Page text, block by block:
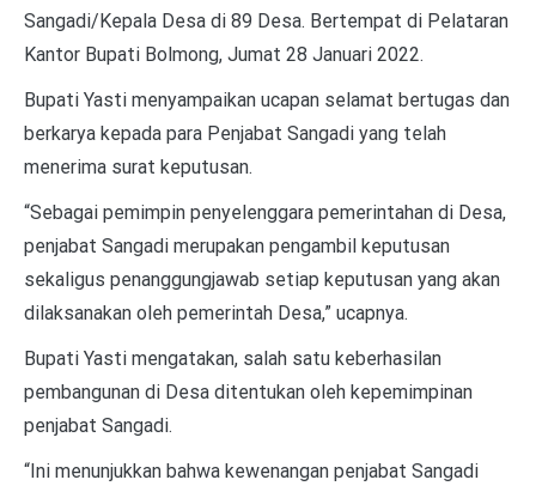
Sangadi/Kepala Desa di 89 Desa. Bertempat di Pelataran
Kantor Bupati Bolmong, Jumat 28 Januari 2022.
Bupati Yasti menyampaikan ucapan selamat bertugas dan
berkarya kepada para Penjabat Sangadi yang telah
menerima surat keputusan.
“Sebagai pemimpin penyelenggara pemerintahan di Desa,
penjabat Sangadi merupakan pengambil keputusan
sekaligus penanggungjawab setiap keputusan yang akan
dilaksanakan oleh pemerintah Desa,” ucapnya.
Bupati Yasti mengatakan, salah satu keberhasilan
pembangunan di Desa ditentukan oleh kepemimpinan
penjabat Sangadi.
“Ini menunjukkan bahwa kewenangan penjabat Sangadi